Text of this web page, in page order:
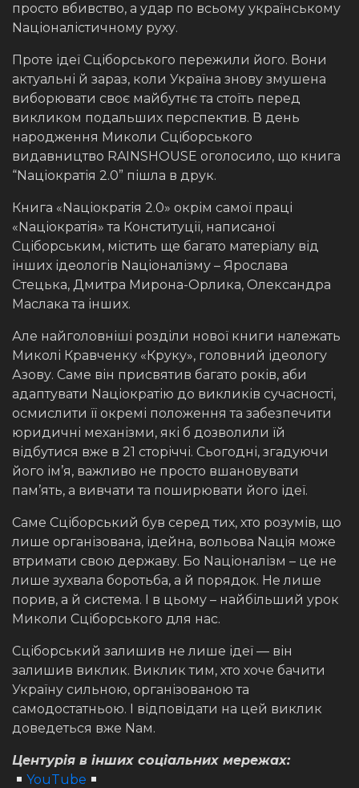
просто вбивство, а удар по всьому українському
Nаціоналістичному руху.
Проте ідеї Сціборського пережили його. Вони
актуальні й зараз, коли Україна знову змушена
виборювати своє майбутнє та стоїть перед
викликом подальших перспектив. В день
народження Миколи Сціборського
видавництво RAINSHOUSE оголосило, що книга
“Nаціократія 2.0” пішла в друк.
Книга «Nаціократія 2.0» окрім самої праці
«Nаціократія» та Конституції, написаної
Сціборським, містить ще багато матеріалу від
інших ідеологів Nаціоналізму – Ярослава
Стецька, Дмитра Мирона-Орлика, Олександра
Маслака та інших.
Але найголовніші розділи нової книги належать
Миколі Кравченку «Круку», головний ідеологу
Азову. Саме він присвятив багато років, аби
адаптувати Nаціократію до викликів сучасності,
осмислити її окремі положення та забезпечити
юридичні механізми, які б дозволили їй
відбутися вже в 21 сторіччі. Сьогодні, згадуючи
його ім’я, важливо не просто вшановувати
пам’ять, а вивчати та поширювати його ідеї.
Саме Сціборський був серед тих, хто розумів, що
лише організована, ідейна, вольова Nація може
втримати свою державу. Бо Nаціоналізм – це не
лише зухвала боротьба, а й порядок. Не лише
порив, а й система. І в цьому – найбільший урок
Миколи Сціборського для нас.
Сціборський залишив не лише ідеї — він
залишив виклик. Виклик тим, хто хоче бачити
Україну сильною, організованою та
самодостатньою. І відповідати на цей виклик
доведеться вже Nам.
Центурія в інших соціальних мережах:
YouTube